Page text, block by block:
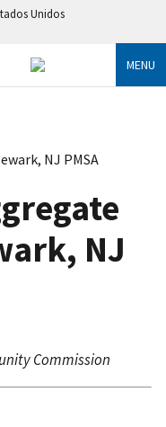
Unidos
MENU
NJ PMSA
NJ
Commission